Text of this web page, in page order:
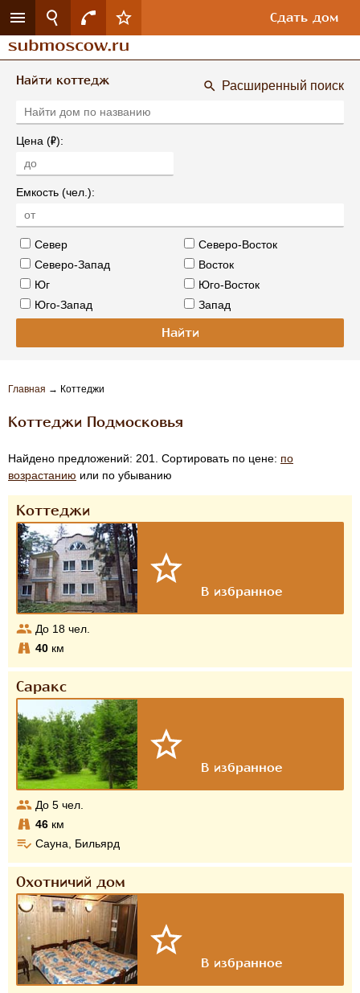
Сдать дом
Расширенный поиск
Найти коттедж
Цена (Р):
Емкость (чел.):
Север
Северо-Восток
Северо-Запад
Восток
Юг
Юго-Восток
Юго-Запад
Запад
Главная → Коттеджи
Коттеджи Подмосковья
Найдено предложений: 201. Сортировать по цене: по
возрастанию или по убыванию
Коттеджи
До 18 чел.
40 км
Саракс
До 5 чел.
46 км
Сауна, Бильярд
Охотничий дом